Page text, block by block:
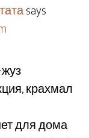
says
крахмал
для дома